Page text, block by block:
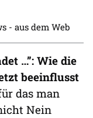
- aus dem Web
…”: Wie die
beeinflusst
das man
Nein